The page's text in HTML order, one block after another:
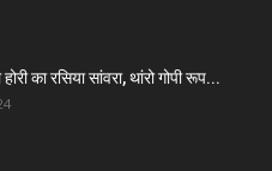
का रसिया सांवरा, थांरो गोपी रूप...